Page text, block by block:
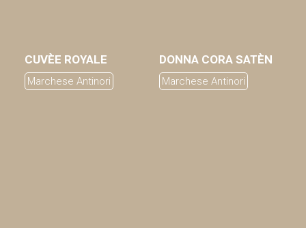
CUVÈE ROYALE
Marchese Antinori
DONNA CORA SATÈN
Marchese Antinori